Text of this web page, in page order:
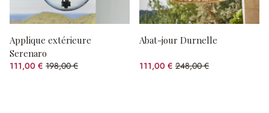
Applique extérieure
Serenaro
111,00 € 198,00 €
(43.94%spared)
Abat-jour Durnelle
111,00 € 248,00 €
(55.24%spared)